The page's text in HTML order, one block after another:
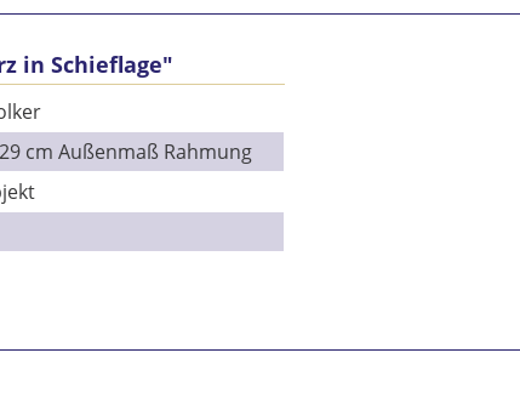
in Schieflage"
cm Außenmaß Rahmung